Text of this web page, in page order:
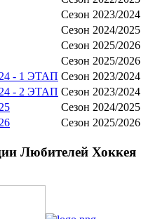
Сезон 2023/2024
Сезон 2024/2025
Сезон 2025/2026
Сезон 2025/2026
- 1 ЭТАП Сезон 2023/2024
- 2 ЭТАП Сезон 2023/2024
Сезон 2024/2025
Сезон 2025/2026
Любителей Хоккея